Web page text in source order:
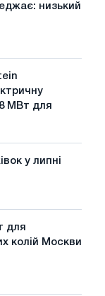
низький
МВт для
у липні
для
колій Москви